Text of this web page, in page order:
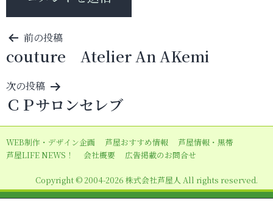
投
稿
ナ
ビ
ゲ
ー
シ
ン
前の投稿
couture Atelier An AKemi
次の投稿
ＣＰサロンセレブ
WEB制作・デザイン企画 芦屋おすすめ情報
芦屋情報・黒帯
芦屋LIFE NEWS！
会社概要 広告掲載のお問合せ
Copyright © 2004-2026 株式会社芦屋人 All rights reserved.